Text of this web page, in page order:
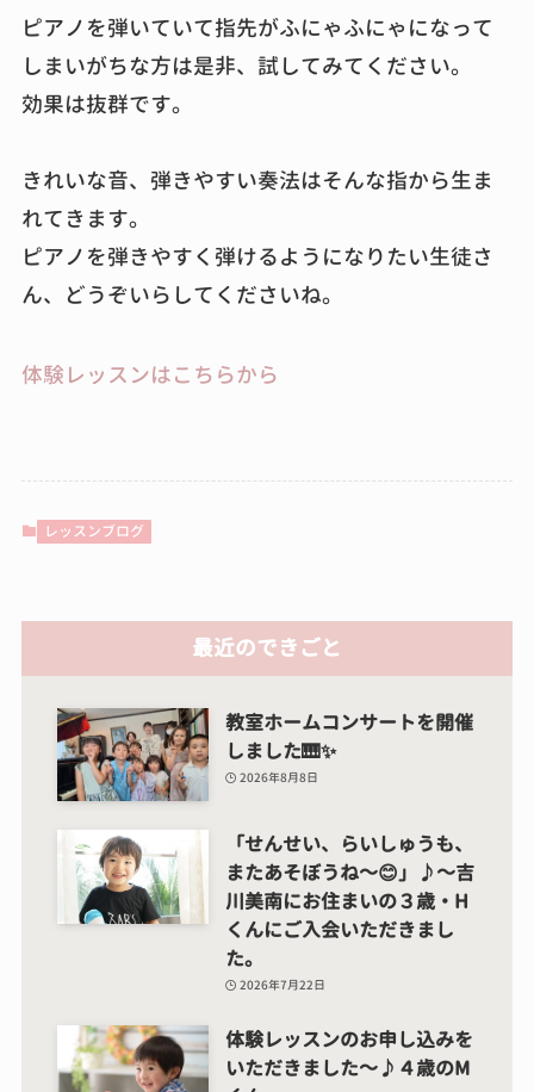
ピアノを弾いていて指先がふにゃふにゃになって
しまいがちな方は是非、試してみてください。
効果は抜群です。
きれいな音、弾きやすい奏法はそんな指から生ま
れてきます。
ピアノを弾きやすく弾けるようになりたい生徒さ
ん、どうぞいらしてくださいね。
体験レッスンはこちらから
レッスンブログ
最近のできごと
教室ホームコンサートを開催
しました🎹✨
2026年8月8日
「せんせい、らいしゅうも、
またあそぼうね～😊」♪～吉
川美南にお住まいの３歳・H
くんにご入会いただきまし
た。
2026年7月22日
体験レッスンのお申し込みを
いただきました～♪４歳のM